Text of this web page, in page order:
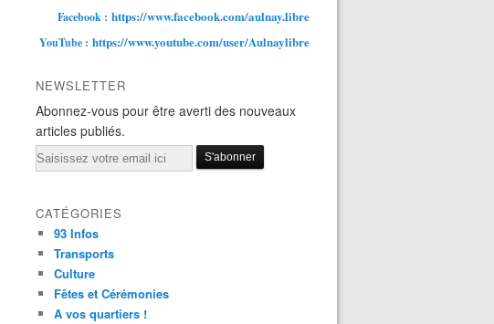
Facebook : https://www.facebook.com/aulnay.libre
YouTube : https://www.youtube.com/user/Aulnaylibre
NEWSLETTER
Abonnez-vous pour être averti des nouveaux
articles publiés.
Email
CATÉGORIES
93 Infos
Transports
Culture
Fêtes et Cérémonies
A vos quartiers !